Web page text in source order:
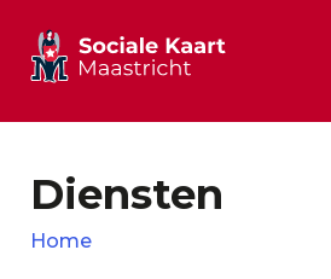
Diensten
Home